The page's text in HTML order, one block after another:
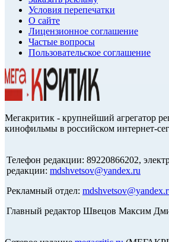
Условия перепечатки
О сайте
Лицензионное соглашение
Частые вопросы
Пользовательское соглашение
Мегакритик - крупнейший агрегатор
кинофильмы в российском интернет-
Телефон редакции: 89220866202,
редакции: mdshvetsov@yandex.ru
Рекламный отдел:
Главный редактор Швецов Максим